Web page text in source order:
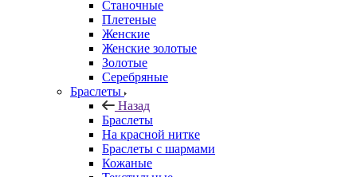
Станочные
Плетеные
Женские
Женские золотые
Золотые
Серебряные
Браслеты
Назад
Браслеты
На красной нитке
Браслеты с шармами
Кожаные